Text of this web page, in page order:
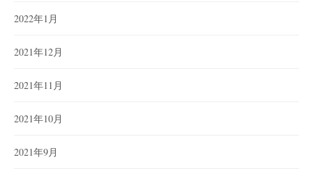
2022年1月
2021年12月
2021年11月
2021年10月
2021年9月